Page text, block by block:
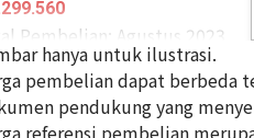
Pembelian: Agustus 2023
hanya untuk ilustrasi.
pembelian dapat berbeda
pendukung yang
referensi pembelian